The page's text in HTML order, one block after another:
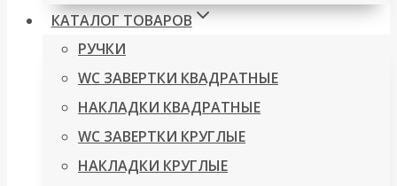
КАТАЛОГ ТОВАРОВ
РУЧКИ
WC ЗАВЕРТКИ КВАДРАТНЫЕ
НАКЛАДКИ КВАДРАТНЫЕ
WC ЗАВЕРТКИ КРУГЛЫЕ
НАКЛАДКИ КРУГЛЫЕ